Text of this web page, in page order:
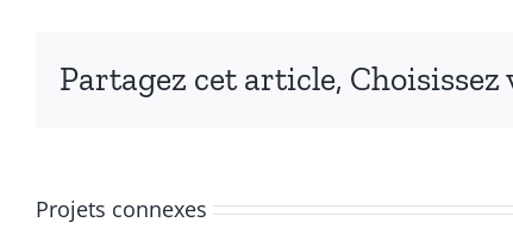
Partagez cet article,
Projets connexes